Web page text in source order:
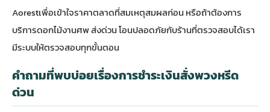
Aorestเพื่อเข้าใจราคาตลาดที่สมเหตุสมผลก่อน หรือถ้าต้องการ
บริการดอกไม้งานศพ ส่งด่วน โอนปลอดภัยกับร้านที่ตรวจสอบได้เรา
มีระบบให้ตรวจสอบทุกขั้นตอน
คำถามที่พบบ่อยเรื่องการชำระเงินสั่งพวงหรีด
ด่วน